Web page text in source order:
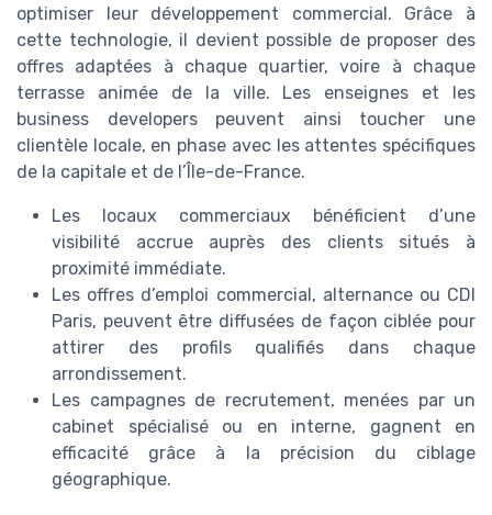
optimiser leur développement commercial. Grâce à
cette technologie, il devient possible de proposer des
offres adaptées à chaque quartier, voire à chaque
terrasse animée de la ville. Les enseignes et les
business developers peuvent ainsi toucher une
clientèle locale, en phase avec les attentes spécifiques
de la capitale et de l’Île-de-France.
Les locaux commerciaux bénéficient d’une
visibilité accrue auprès des clients situés à
proximité immédiate.
Les offres d’emploi commercial, alternance ou CDI
Paris, peuvent être diffusées de façon ciblée pour
attirer des profils qualifiés dans chaque
arrondissement.
Les campagnes de recrutement, menées par un
cabinet spécialisé ou en interne, gagnent en
efficacité grâce à la précision du ciblage
géographique.